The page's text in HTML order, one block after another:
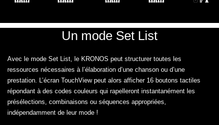
Un mode Set List
Avec le mode Set List, le KRONOS peut structurer toutes les
ressources nécessaires à l’élaboration d’une chanson ou d’une
prestation. L’écran TouchView peut alors afficher 16 boutons tactiles
répondant à des codes couleurs qui rapelleront instantanément les
présélections, combinaisons ou séquences appropriées,
indépendamment de leur mode !